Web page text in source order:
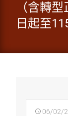
（含轉
日起至
06/02/